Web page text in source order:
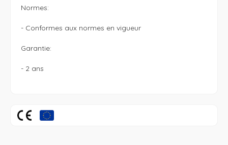
Normes:
- Conformes aux normes en vigueur
Garantie:
- 2 ans